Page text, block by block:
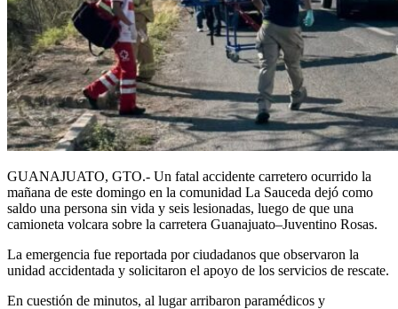
GUANAJUATO, GTO.- Un fatal accidente carretero ocurrido la
mañana de este domingo en la comunidad La Sauceda dejó como
saldo una persona sin vida y seis lesionadas, luego de que una
camioneta volcara sobre la carretera Guanajuato–Juventino Rosas.
La emergencia fue reportada por ciudadanos que observaron la
unidad accidentada y solicitaron el apoyo de los servicios de rescate.
En cuestión de minutos, al lugar arribaron paramédicos y